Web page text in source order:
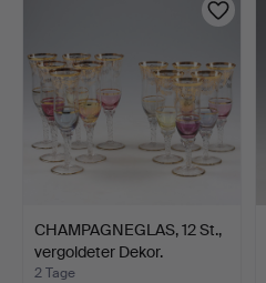
CHAMPAGNEGLAS, 12 St.,
vergoldeter Dekor.
2 Tage